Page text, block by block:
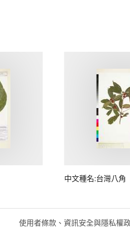
中文種名:台灣八角
使用者條款、資訊安全與隱私權